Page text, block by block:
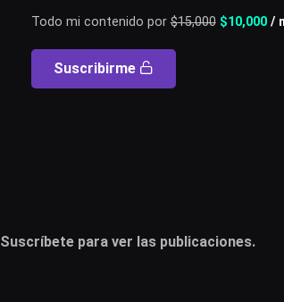
Todo mi contenido por$15,000 $10,000 /
Suscribirme
Suscríbete para ver las publicaciones.